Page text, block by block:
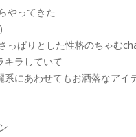
やってきた
っぱりとした性格のちゃむ
キラしていて
にあわせてもお洒落なアイ